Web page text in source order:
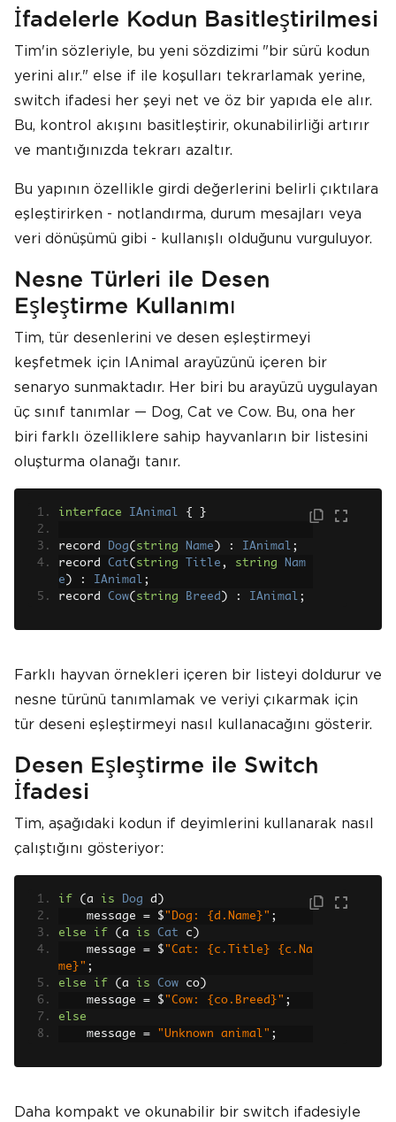
İfadelerle Kodun Basitleştirilmesi
Tim'in sözleriyle, bu yeni sözdizimi "bir sürü kodun
yerini alır." else if ile koşulları tekrarlamak yerine,
switch ifadesi her şeyi net ve öz bir yapıda ele alır.
Bu, kontrol akışını basitleştirir, okunabilirliği artırır
ve mantığınızda tekrarı azaltır.
Bu yapının özellikle girdi değerlerini belirli çıktılara
eşleştirirken - notlandırma, durum mesajları veya
veri dönüşümü gibi - kullanışlı olduğunu vurguluyor.
Nesne Türleri ile Desen
Eşleştirme Kullanımı
Tim, tür desenlerini ve desen eşleştirmeyi
keşfetmek için IAnimal arayüzünü içeren bir
senaryo sunmaktadır. Her biri bu arayüzü uygulayan
üç sınıf tanımlar — Dog, Cat ve Cow. Bu, ona her
biri farklı özelliklere sahip hayvanların bir listesini
oluşturma olanağı tanır.
interface IAnimal { }
record Dog( string Name ) : IAnimal ;
record Cat( string Title , string
Nam
e ) : IAnimal ;
record Cow( string Breed ) : IAnimal ;
Farklı hayvan örnekleri içeren bir listeyi doldurur ve
nesne türünü tanımlamak ve veriyi çıkarmak için
tür deseni eşleştirmeyi nasıl kullanacağını gösterir.
Desen Eşleştirme ile Switch
İfadesi
Tim, aşağıdaki kodun if deyimlerini kullanarak nasıl
çalıştığını gösteriyor:
if ( a is Dog d )
    message
= $ "Dog: {d.Name}" ;
else
if ( a is Cat c )
    message
= $ "Cat: {c.Title} {c.Na
me}" ;
else
if ( a is Cow co )
    message
= $ "Cow: {co.Breed}" ;
else
    message
= "Unknown animal" ;
Daha kompakt ve okunabilir bir switch ifadesiyle